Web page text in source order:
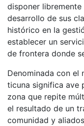
disponer
desarrollo de sus
histórico en la
establecer un
de frontera donde
Denominada con el
ticuna significa ave
zona que repite
el resultado de un
comunidad y